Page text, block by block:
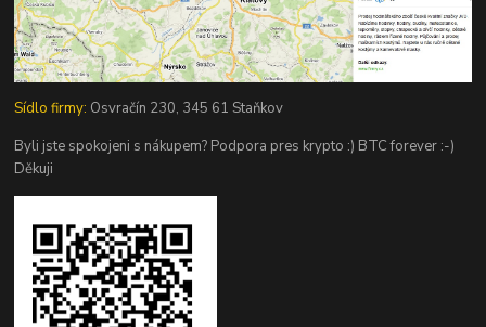
Sídlo firmy: Osvračín 230, 345 61 Staňkov
Byli jste spokojeni s nákupem? Podpora pres krypto :) BTC forever :-)
Děkuji